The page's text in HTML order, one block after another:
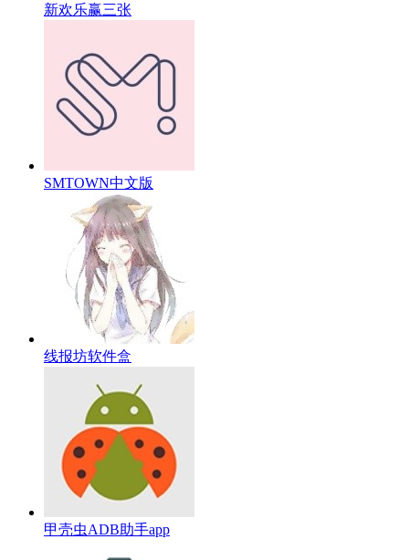
新欢乐赢三张
SMTOWN中文版
线报坊软件盒
甲壳虫ADB助手app